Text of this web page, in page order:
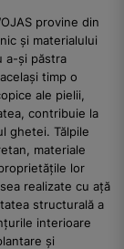
provine din
și materialului
a-și păstra
timp o
ale pielii,
contribuie la
ghetei. Tălpile
materiale
lor
realizate cu ață
structurală a
interioare
și